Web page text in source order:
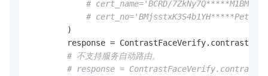
# cert_name='BCRD/
#
        )
response =
# 不支持服务自动路由。
# response =